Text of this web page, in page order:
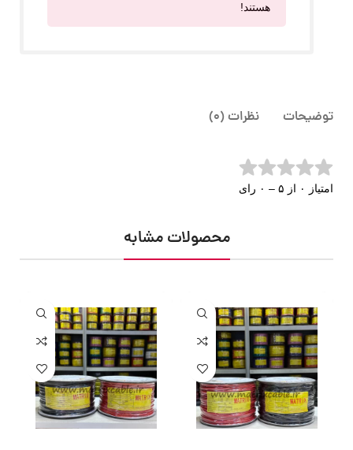
هستند!
توضیحات نظرات (0)
امتیاز ۰ از ۵ – ۰ رای
محصولات مشابه